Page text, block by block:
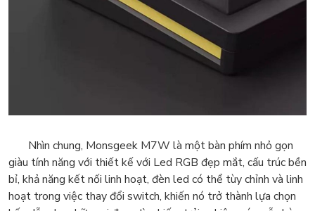
Nhìn chung, Monsgeek M7W là một bàn phím nhỏ gọn
giàu tính năng với thiết kế với Led RGB đẹp mắt, cấu trúc bền
bỉ, khả năng kết nối linh hoạt, đèn led có thể tùy chỉnh và linh
hoạt trong việc thay đổi switch, khiến nó trở thành lựa chọn